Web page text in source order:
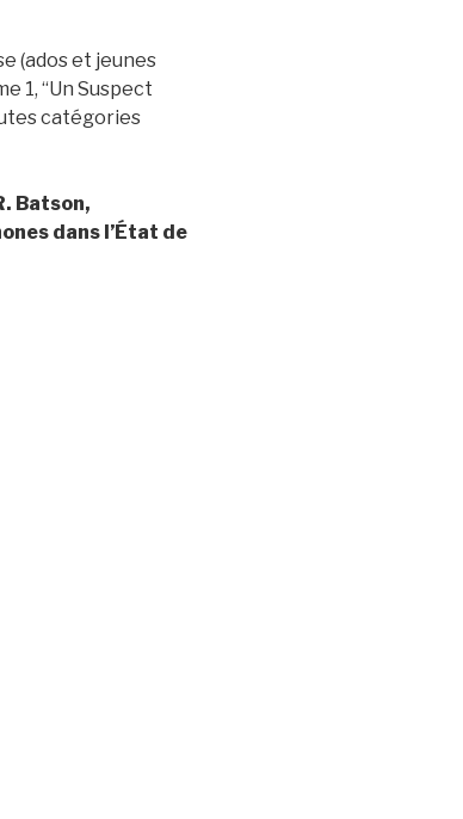
(ados et jeunes
1, “Un Suspect
catégories
Batson,
dans l’État de